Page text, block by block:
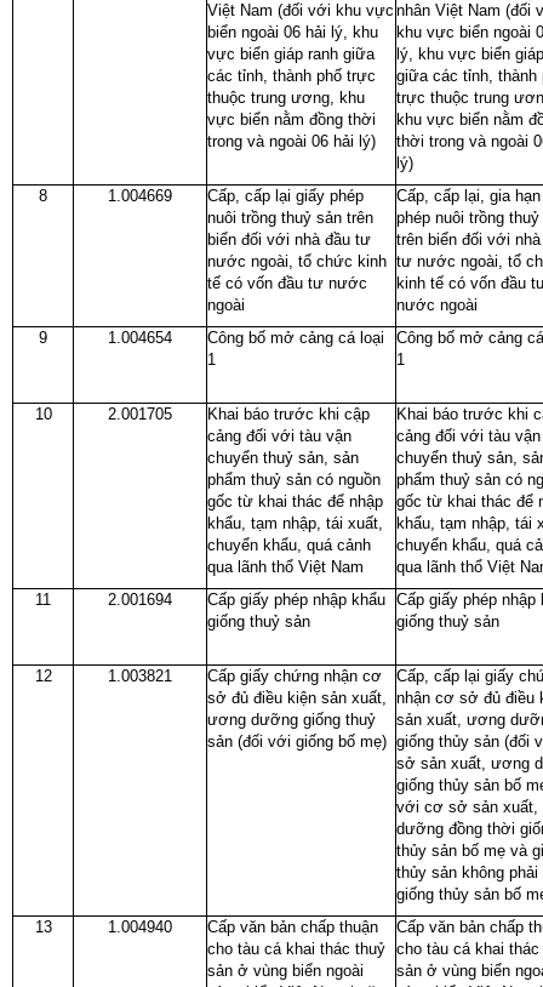
Việt Nam (đối với khu vực
biển ngoài 06 hải lý, khu
vực biển giáp ranh giữa
các tỉnh, thành phố trực
thuộc trung ương, khu
vực biển nằm đồng thời
trong và ngoài 06 hải lý)
nhân Việt Nam (đối
khu vực biển ngoài
lý, khu vực biển
giữa các tỉnh, thành
trực thuộc trung
khu vực biển nằm
thời trong và ngoài
lý)
8
1.004669
Cấp, cấp lại giấy phép
nuôi trồng thuỷ sản trên
biển đối với nhà đầu tư
nước ngoài, tổ chức kinh
tế có vốn đầu tư nước
ngoài
Cấp, cấp lại, gia
phép nuôi trồng
trên biển đối với
tư nước ngoài, tổ
kinh tế có vốn đầu
nước ngoài
9
1.004654
Công bố mở cảng cá loại
1
Công bố mở cảng
1
10 2.001705
Khai báo trước khi cập
cảng đối với tàu vận
chuyển thuỷ sản, sản
phẩm thuỷ sản có nguồn
gốc từ khai thác để nhập
khẩu, tạm nhập, tái xuất,
chuyển khẩu, quá cảnh
qua lãnh thổ Việt Nam
Khai báo trước khi
cảng đối với tàu vận
chuyển thuỷ sản,
phẩm thuỷ sản có
gốc từ khai thác để
khẩu, tạm nhập, tái
chuyển khẩu, quá
qua lãnh thổ Việt
11
2.001694
Cấp giấy phép nhập khẩu
giống thuỷ sản
Cấp giấy phép nhập
giống thuỷ sản
12 1.003821
Cấp giấy chứng nhận cơ
sở đủ điều kiện sản xuất,
ương dưỡng giống thuỷ
sản (đối với giống bố mẹ)
Cấp, cấp lại giấy
nhận cơ sở đủ điều
sản xuất, ương
giống thủy sản (đối
sở sản xuất, ương
giống thủy sản bố
với cơ sở sản xuất,
dưỡng đồng thời
thủy sản bố mẹ và
thủy sản không phải
giống thủy sản bố
13
1.004940
Cấp văn bản chấp thuận
cho tàu cá khai thác thuỷ
sản ở vùng biển ngoài
Cấp văn bản chấp
cho tàu cá khai thác
sản ở vùng biển